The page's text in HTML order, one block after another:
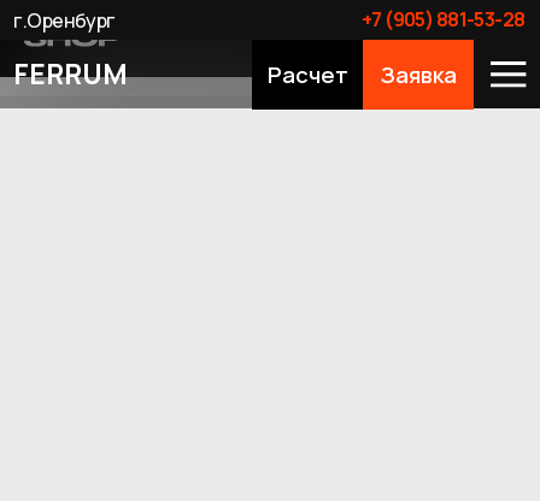
FERRUM Расчет Заявка
+7 (905) 881-53-28
г.Оренбург